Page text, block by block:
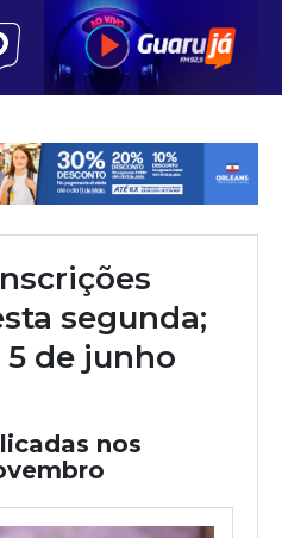
segunda;
5 de junho
nos